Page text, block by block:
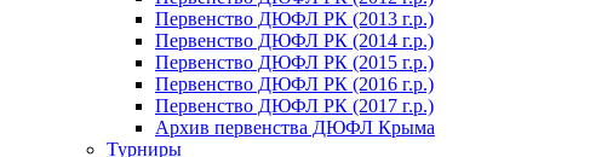
Первенство ДЮФЛ РК (2013 г.р.)
Первенство ДЮФЛ РК (2014 г.р.)
Первенство ДЮФЛ РК (2015 г.р.)
Первенство ДЮФЛ РК (2016 г.р.)
Первенство ДЮФЛ РК (2017 г.р.)
Архив первенства ДЮФЛ Крыма
Турниры